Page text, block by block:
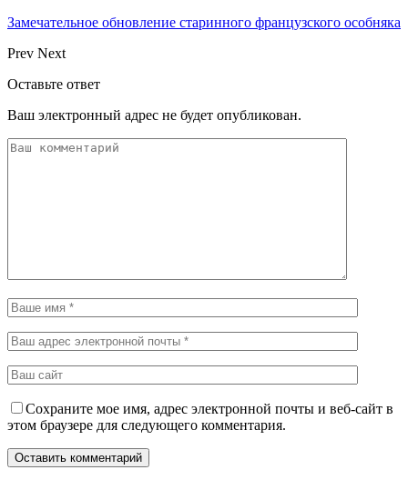
Замечательное обновление старинного французского особняка
Prev Next
Оставьте ответ
Ваш электронный адрес не будет опубликован.
Сохраните мое имя, адрес электронной почты и веб-сайт в
этом браузере для следующего комментария.